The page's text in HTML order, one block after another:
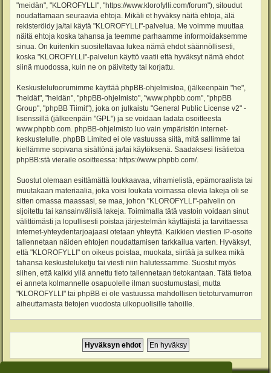
"meidän", "KLOROFYLLI", "https://www.klorofylli.com/forum"), sitoudut
noudattamaan seuraavia ehtoja. Mikäli et hyväksy näitä ehtoja, älä
rekisteröidy ja/tai käytä "KLOROFYLLI"-palvelua. Me voimme muuttaa
näitä ehtoja koska tahansa ja teemme parhaamme informoidaksemme
sinua. On kuitenkin suositeltavaa lukea nämä ehdot säännöllisesti,
koska "KLOROFYLLI"-palvelun käyttö vaatii että hyväksyt nämä ehdot
siinä muodossa, kuin ne on päivitetty tai korjattu.
Keskustelufoorumimme käyttää phpBB-ohjelmistoa, (jälkeenpäin "he",
"heidät", "heidän", "phpBB-ohjelmisto", "www.phpbb.com", "phpBB
Group", "phpBB Tiimit"), joka on julkaistu "General Public License v2" -
lisenssillä (jälkeenpäin "GPL") ja se voidaan ladata osoitteesta
www.phpbb.com . phpBB-ohjelmisto luo vain ympäristön internet-
keskustelulle. phpBB Limited ei ole vastuussa siitä, mitä sallimme tai
kiellämme sopivana sisältönä ja/tai käytöksenä. Saadaksesi lisätietoa
phpBB:stä vieraile osoitteessa: https://www.phpbb.com/.
Suostut olemaan esittämättä loukkaavaa, vihamielistä, epämoraalista tai
muutakaan materiaalia, joka voisi loukata voimassa olevia lakeja oli se
sitten omassa maassasi, se maa, johon "KLOROFYLLI"-palvelin on
sijoitettu tai kansainvälisiä lakeja. Toimimalla tätä vastoin voidaan sinut
välittömästi ja lopullisesti poistaa järjestelmän käyttäjistä ja tarvittaessa
internet-yhteydentarjoajaasi otetaan yhteyttä. Kaikkien viestien IP-osoite
tallennetaan näiden ehtojen noudattamisen tarkkailua varten. Hyväksyt,
että "KLOROFYLLI" on oikeus poistaa, muokata, siirtää ja sulkea mikä
tahansa keskusteluketju tai viesti niin halutessamme. Suostut myös
siihen, että kaikki yllä annettu tieto tallennetaan tietokantaan. Tätä tietoa
ei anneta kolmannelle osapuolelle ilman suostumustasi, mutta
"KLOROFYLLI" tai phpBB ei ole vastuussa mahdollisen tietoturvamurron
aiheuttamasta tietojen vuodosta ulkopuolisille tahoille.